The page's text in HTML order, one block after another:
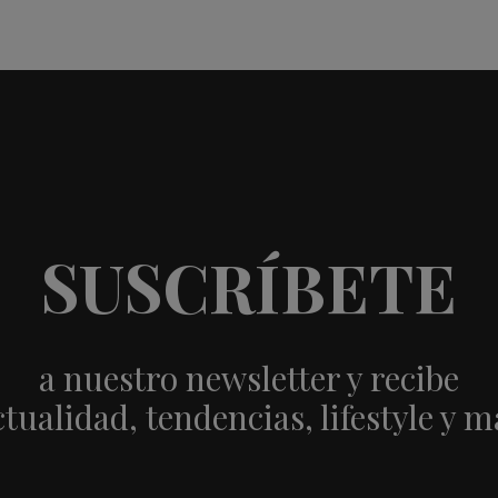
SUSCRÍBETE
a nuestro newsletter y recibe
tendencias, lifestyle y